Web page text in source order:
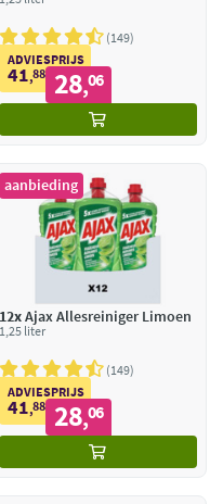
149
ADVIESPRIJS
41,88 28,06
aanbieding
12xAjax Allesreiniger Limoen
1,25 liter
149
ADVIESPRIJS
41,88 28,06